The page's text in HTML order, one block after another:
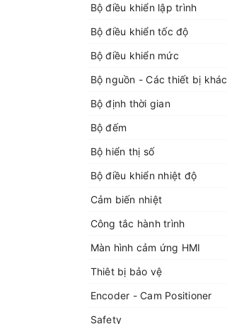
Bộ điều khiển lập trình
Bộ điều khiển tốc độ
Bộ điều khiển mức
Bộ nguồn - Các thiết bị khác
Bộ định thời gian
Bộ đếm
Bộ hiển thị số
Bộ điều khiển nhiệt độ
Cảm biến nhiệt
Công tắc hành trình
Màn hình cảm ứng HMI
Thiêt bị bảo vệ
Encoder - Cam Positioner
Safety